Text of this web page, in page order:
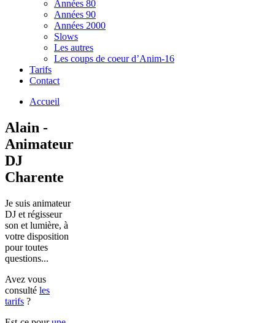
Années 80
Années 90
Années 2000
Slows
Les autres
Les coups de coeur d’Anim-16
Tarifs
Contact
Accueil
Alain -
Animateur
DJ
Charente
Je suis animateur
DJ et régisseur
son et lumière, à
votre disposition
pour toutes
questions...
Avez vous
consulté les
tarifs ?